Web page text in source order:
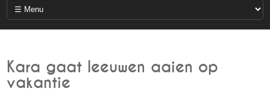
Kara gaat leeuwen aaien op
vakantie